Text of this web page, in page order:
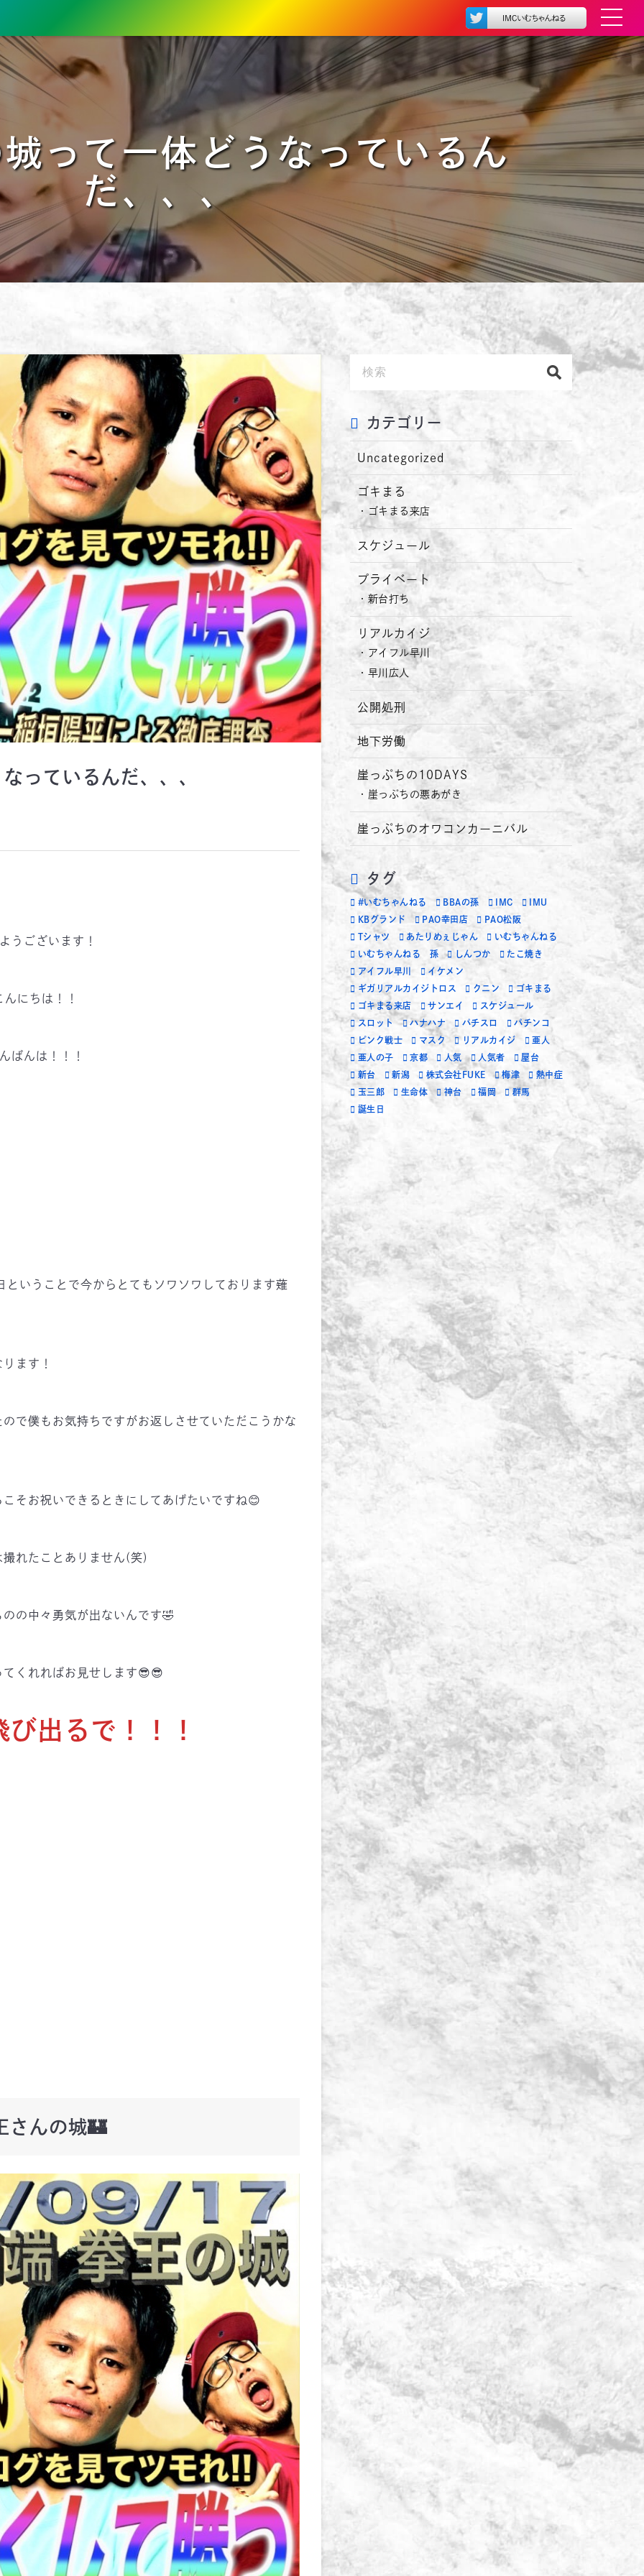
って一体どうなっているん
だ、、、
っているんだ、、、
うございます！
んにちは！！
ばんは！！！
いうことで今からとてもソワソワしております薙
ます！
で僕もお気持ちですがお返しさせていただこうかな
そお祝いできるときにしてあげたいですね😊
れたことありません(笑)
の中々勇気が出ないんです🤣
くれればお見せします😎😎
出るで！！！
さんの城🏰
カテゴリー
Uncategorized
ゴキまる
ゴキまる来店
スケジュール
プライベート
新台打ち
リアルカイジ
アイフル早川
早川広人
公開処刑
地下労働
崖っぷちの10DAYS
崖っぷちの悪あがき
崖っぷちのオワコンカーニバル
タグ
#いむちゃんねる BBAの孫 IMC
IMU
KBグランド
PAO幸田店
PAO松阪
Tシャツ
あたりめぇじゃん
いむちゃんねる
いむちゃんねる 孫
しんつか
たこ焼き
アイフル早川
イケメン
ギガリアルカイジトロス
クニン
ゴキまる
ゴキまる来店
サンエイ
スケジュール
スロット
ハナハナ パチスロ
パチンコ
ピンク戦士
マスク リアルカイジ
亜人
亜人の子
京都 人気 人気者
屋台
新台
新潟 株式会社FUKE 梅津
熱中症
玉三郎
生命体 神台 福岡
群馬
誕生日